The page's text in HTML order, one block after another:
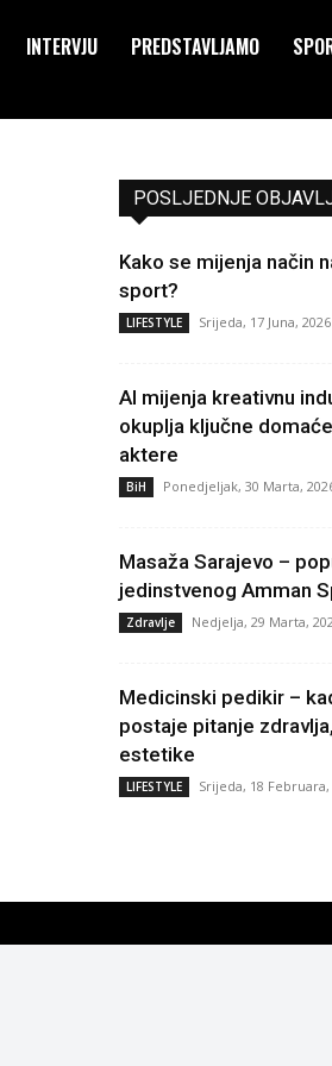
INTERVJU PREDSTAVLJAMO
POSLJEDNJE
Kako se mijenja način
sport?
LIFESTYLE Srijeda, 17 Juna, 2026
AI mijenja kreativnu
okuplja ključne
aktere
BiH Ponedjeljak, 30 Marta,
Masaža Sarajevo –
jedinstvenog Amman
Zdravlje Nedjelja, 29 Marta,
Medicinski pedikir –
postaje pitanje
estetike
LIFESTYLE Srijeda, 18 Februara,